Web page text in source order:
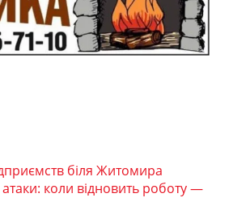
біля Житомира
атаки: коли відновить роботу —